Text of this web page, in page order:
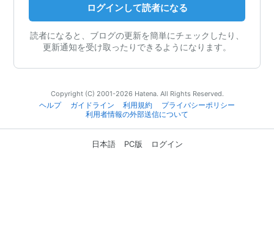
ログインして読者になる
読者になると、ブログの更新を簡単にチェックしたり、
更新通知を受け取ったりできるようになります。
Copyright (C) 2001-2026 Hatena. All Rights Reserved.
ヘルプ
ガイドライン 利用規約
プライバシーポリシー
利用者情報の外部送信について
日本語 PC版 ログイン